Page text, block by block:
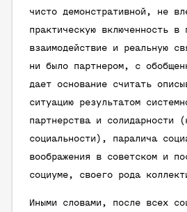
чисто демонстративной, не
практическую включенность в
взаимодействие и реальную
ни было партнером, с
дает основание считать
ситуацию результатом
партнерства и солидарности
социальности), паралича
воображения в советском и
социуме, своего рода
Иными словами, после всех